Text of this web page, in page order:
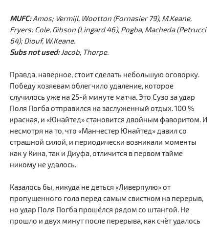
MUFC:Amos; Vermijl, Wootton (Fornasier 79), M.Keane,
Fryers; Cole, Gibson (Lingard 46), Pogba, Macheda (Petrucci
64); Diouf, W.Keane.
Subs not used:Jacob, Thorpe.
Правда, наверное, стоит сделать небольшую оговорку.
Победу хозяевам облегчило удаление, которое
случилось уже на 25-й минуте матча. Это Сузо за удар
Поля Погба отправился на заслуженный отдых. 100 %
красная, и «Юнайтед» становится двойным фаворитом. И
несмотря на то, что «Манчестер Юнайтед» давил со
страшной силой, и периодически возникали моменты
как у Кина, так и Диуфа, отличится в первом тайме
никому не удалось.
Казалось бы, никуда не деться «Ливерпулю» от
пропущенного гола перед самым свистком на перерыв,
но удар Поля Погба прошёлся рядом со штангой. Не
прошло и двух минут после перерыва, как счёт удалось